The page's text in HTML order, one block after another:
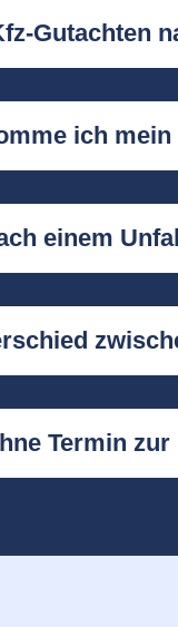
Gutachten
ich
einem
Termin